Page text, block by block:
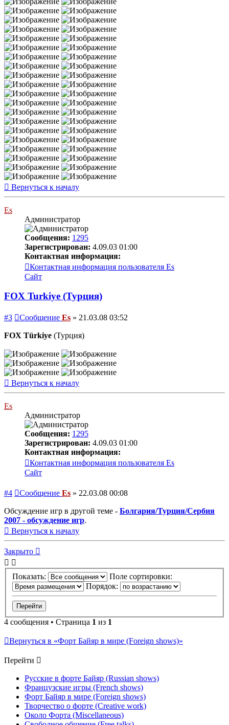
Вернуться к началу
Es
Администратор
Сообщения: 1295
Зарегистрирован: 4.09.03 01:00
Контактная информация:
Контактная информация пользователя Es
Сайт
FOX Turkiye (Турция)
#3 Сообщение Es » 21.03.08 03:52
FOX Türkiye (Турция)
Вернуться к началу
Es
Администратор
Сообщения: 1295
Зарегистрирован: 4.09.03 01:00
Контактная информация:
Контактная информация пользователя Es
Сайт
#4 Сообщение Es » 22.03.08 00:08
Обсуждение игр в другой теме - Болгария/Турция/Сербия
2007 - обсуждение игр.
Вернуться к началу
Закрыто
Показать:
Поле сортировки:
Порядок:
4 сообщения • Страница 1 из 1
Вернуться в «Форт Байяр в мире (Foreign shows)»
Перейти
Русские в форте Байяр (Russian shows)
Французские игры (French shows)
Форт Байяр в мире (Foreign shows)
Творчество о форте (Creative work)
Около Форта (Miscellaneous)